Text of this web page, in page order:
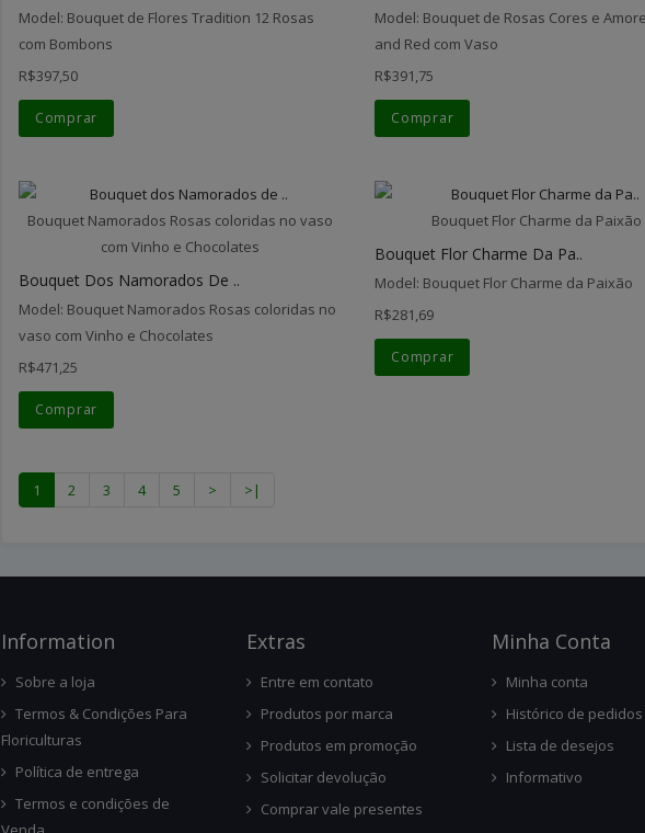
Model: Bouquet de Flores Tradition 12 Rosas
com Bombons
R$397,50
Comprar
Model: Bouquet de Rosas Cores e
and Red com Vaso
R$391,75
Comprar
Bouquet Namorados Rosas coloridas no vaso
com Vinho e Chocolates
Bouquet Dos Namorados De ..
Model: Bouquet Namorados Rosas coloridas no
vaso com Vinho e Chocolates
R$471,25
Comprar
Bouquet Flor Charme da Paixão
Bouquet Flor Charme Da Pa..
Model: Bouquet Flor Charme da Paixão
R$281,69
Comprar
1 2 3 4 5 > >|
InforMation
Sobre a loja
Termos & Condições Para
Floriculturas
Política de entrega
Termos e condições de
ExtRas
Entre em contato
Produtos por marca
Produtos em promoção
Solicitar devolução
Comprar vale presentes
Minha Conta
Minha conta
Histórico de pedidos
Lista de desejos
Informativo